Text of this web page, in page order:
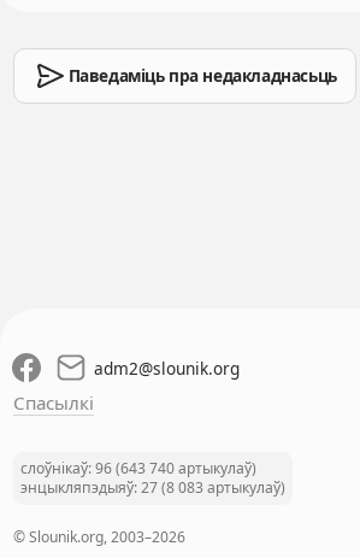
Паведаміць пра недакладнасьць
adm2@slounik.org
Спасылкі
слоўнікаў: 96 (643 740 артыкулаў)
энцыкляпэдыяў: 27 (8 083 артыкулаў)
© Slounik.org, 2003–2026